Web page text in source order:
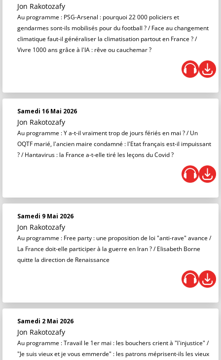
Jon Rakotozafy
Au programme : PSG-Arsenal : pourquoi 22 000 policiers et
gendarmes sont-ils mobilisés pour du football ? / Face au changement
climatique faut-il généraliser la climatisation partout en France ? /
Vivre 1000 ans grâce à l'IA : rêve ou cauchemar ?
Samedi 16 Mai 2026
Jon Rakotozafy
Au programme : Y a-t-il vraiment trop de jours fériés en mai ? / Un
OQTF marié, l'ancien maire condamné : l'Etat français est-il impuissant
? / Hantavirus : la France a-t-elle tiré les leçons du Covid ?
Samedi 9 Mai 2026
Jon Rakotozafy
Au programme : Free party : une proposition de loi "anti-rave" avance /
La France doit-elle participer à la guerre en Iran ? / Elisabeth Borne
quitte la direction de Renaissance
Samedi 2 Mai 2026
Jon Rakotozafy
Au programme : Travail le 1er mai : les bouchers crient à "l'injustice" /
"Je suis vieux et je vous emmerde" : les patrons méprisent-ils les vieux